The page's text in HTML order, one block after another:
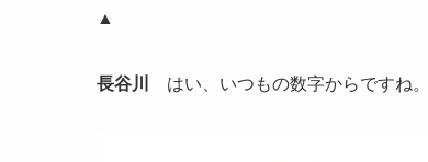
▲
長谷川 はい、いつもの数字からですね。